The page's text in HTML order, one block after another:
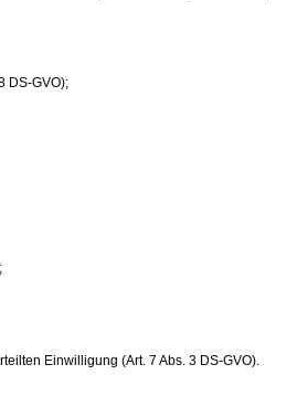
DS-GVO);
Einwilligung (Art. 7 Abs. 3 DS-GVO).